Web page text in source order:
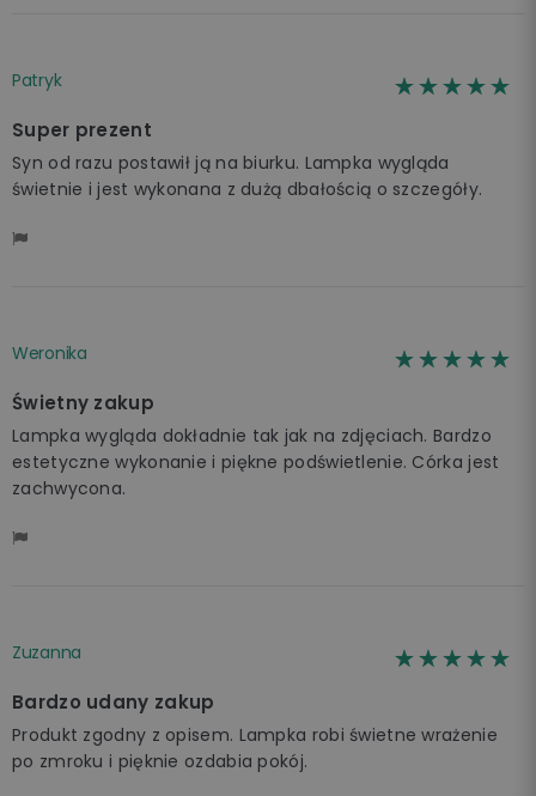
Patryk ☆☆☆☆☆
★★★★★
Super prezent
Syn od razu postawił ją na biurku. Lampka wygląda
świetnie i jest wykonana z dużą dbałością o szczegóły.
Weronika ☆☆☆☆☆
★★★★★
Świetny zakup
Lampka wygląda dokładnie tak jak na zdjęciach. Bardzo
estetyczne wykonanie i piękne podświetlenie. Córka jest
zachwycona.
Zuzanna ☆☆☆☆☆
★★★★★
Bardzo udany zakup
Produkt zgodny z opisem. Lampka robi świetne wrażenie
po zmroku i pięknie ozdabia pokój.